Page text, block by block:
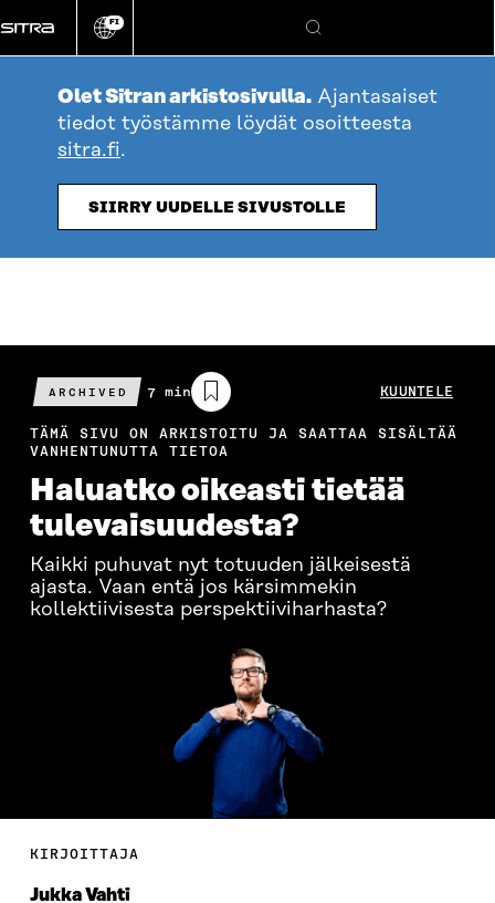
suoraan
sisältöön
Vaihda
kieli
FI
Hae
Olet Sitran arkistosivulla. Ajantasaiset
tiedot työstämme löydät osoitteesta
sitra.fi.
SIIRRY UUDELLE SIVUSTOLLE
ARCHIVED
Arvioitu
lukuaika
7 min KUUNTELE
TÄMÄ SIVU ON ARKISTOITU JA SAATTAA SISÄLTÄÄ
VANHENTUNUTTA TIETOA
Haluatko oikeasti tietää
tulevaisuudesta?
Kaikki puhuvat nyt totuuden jälkeisestä
ajasta. Vaan entä jos kärsimmekin
kollektiivisesta perspektiiviharhasta?
KIRJOITTAJA
Jukka Vahti